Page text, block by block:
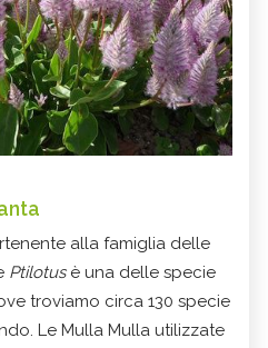
alla famiglia delle
Ptilotusè una delle specie
troviamo circa 130 specie
Le Mulla Mulla utilizzate